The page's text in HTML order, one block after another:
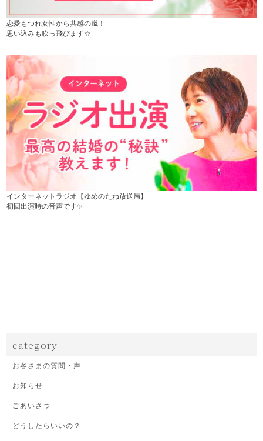
恋愛もつれ女性から共感の嵐！
思い込みも吹っ飛びます☆
インターネットラジオ【ゆめのたね放送局】
初回出演時の音声です✨
category
お客さまの質問・声
お知らせ
ごあいさつ
どうしたらいいの？